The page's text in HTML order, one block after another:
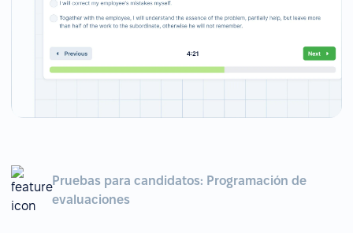
Pruebas para candidatos: Programación de
evaluaciones